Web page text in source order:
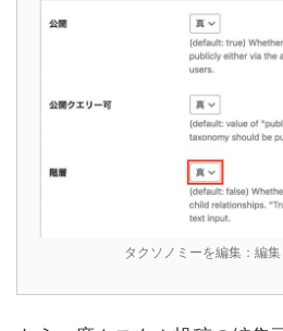
タクソノミーを編集：編集